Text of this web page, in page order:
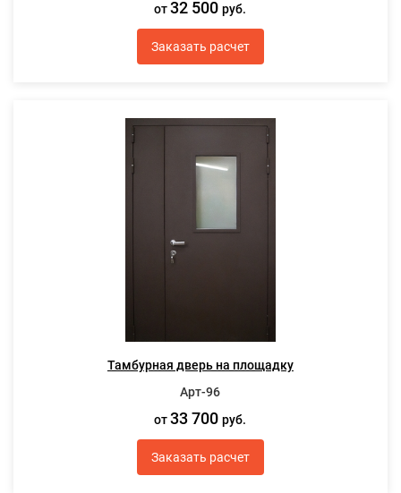
от32 500руб.
Заказать расчет
Тамбурная дверь на площадку
Арт-96
от33 700руб.
Заказать расчет